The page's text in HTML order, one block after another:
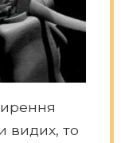
видих, то